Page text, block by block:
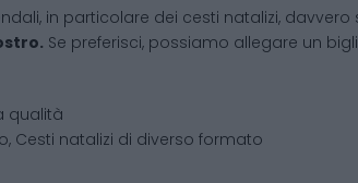
in particolare dei cesti natalizi,
Se preferisci, possiamo allegare un
qualità
Cesti natalizi di diverso formato